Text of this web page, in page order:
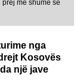
më shumë se
nga
Kosovës
një jave